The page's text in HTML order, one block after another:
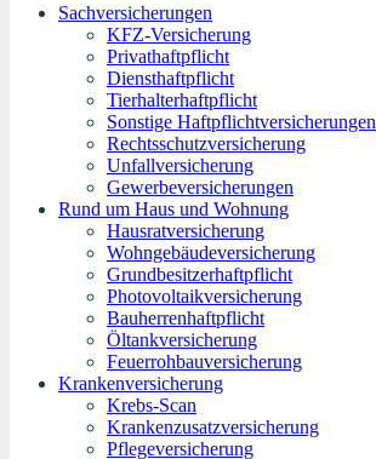
Sachversicherungen
KFZ-Versicherung
Privathaftpflicht
Diensthaftpflicht
Tierhalterhaftpflicht
Sonstige Haftpflichtversicherungen
Rechtsschutzversicherung
Unfallversicherung
Gewerbeversicherungen
Rund um Haus und Wohnung
Hausratversicherung
Wohngebäudeversicherung
Grundbesitzerhaftpflicht
Photovoltaikversicherung
Bauherrenhaftpflicht
Öltankversicherung
Feuerrohbauversicherung
Krankenversicherung
Krebs-Scan
Krankenzusatzversicherung
Pflegeversicherung